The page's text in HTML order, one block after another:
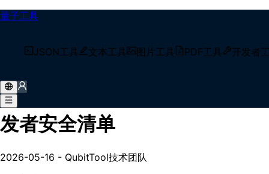
量子工具
JSON工具 文本工具 图片工具 PDF工具 开发者
/
欧盟人工智能法案合规实操：开
发者安全清单
2026-05-16 - QubitTool技术团队